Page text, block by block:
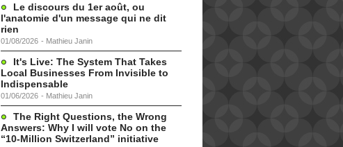
Le discours du 1er août, ou
l'anatomie d'un message qui ne dit
rien
01/08/2026 - Mathieu Janin
It's Live: The System That Takes
Local Businesses From Invisible to
Indispensable
01/06/2026 - Mathieu Janin
The Right Questions, the Wrong
Answers: Why I will vote No on the
“10-Million Switzerland” initiative